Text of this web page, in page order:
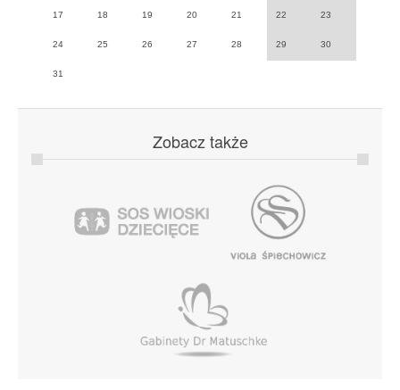
17 18 19 20 21 22 23
24 25 26 27 28 29 30
31
Zobacz także